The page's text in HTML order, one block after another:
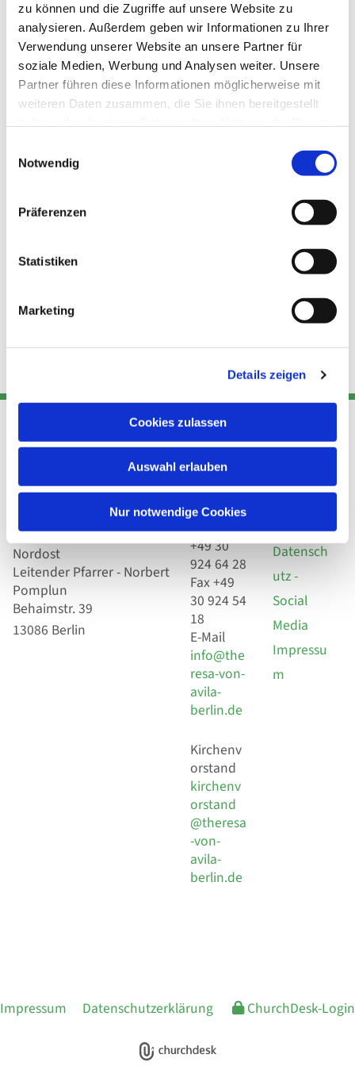
zu können und die Zugriffe auf unsere Website zu
analysieren. Außerdem geben wir Informationen zu Ihrer
Verwendung unserer Website an unsere Partner für
soziale Medien, Werbung und Analysen weiter. Unsere
Partner führen diese Informationen möglicherweise mit
weiteren Daten zusammen, die Sie ihnen bereitgestellt
Notwendig
Präferenzen
Statistiken
Marketing
Details zeigen
Cookies zulassen
Auswahl erlauben
Nur notwendige Cookies
In der Gertrud-Kapelle (durch den rechten Eingang)
Katholische
Kirchengemeinde Pfarrei
Hl. Theresa von Avila Berlin
Nordost
Leitender Pfarrer - Norbert
Pomplun
Behaimstr. 39
13086 Berlin
Kont
Akt
Telefon
+49 30
924 64 28
Fax +49
30 924 54
18
E-Mail
info@the
resa-von-
avila-
berlin.de
Kirchenv
orstand
kirchenv
orstand
@theresa
-von-
avila-
berlin.de
utz
Datensch
utz -
Social
Media
Impressu
m
Impressum Datenschutzerklärung ChurchDesk-Login